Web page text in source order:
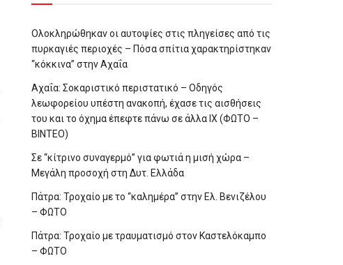
Ολοκληρώθηκαν οι αυτοψίες στις πληγείσες από τις
πυρκαγιές περιοχές – Πόσα σπίτια χαρακτηρίστηκαν
“κόκκινα” στην Αχαΐα
Αχαΐα: Σοκαριστικό περιστατικό – Οδηγός
λεωφορείου υπέστη ανακοπή, έχασε τις αισθήσεις
του και το όχημα έπεφτε πάνω σε άλλα ΙΧ (ΦΩΤΟ –
ΒΙΝΤΕΟ)
Σε “κίτρινο συναγερμό” για φωτιά η μισή χώρα –
Μεγάλη προσοχή στη Δυτ. Ελλάδα
Πάτρα: Τροχαίο με το “καλημέρα” στην Ελ. Βενιζέλου
– ΦΩΤΟ
Πάτρα: Τροχαίο με τραυματισμό στον Καστελόκαμπο
– ΦΩΤΟ